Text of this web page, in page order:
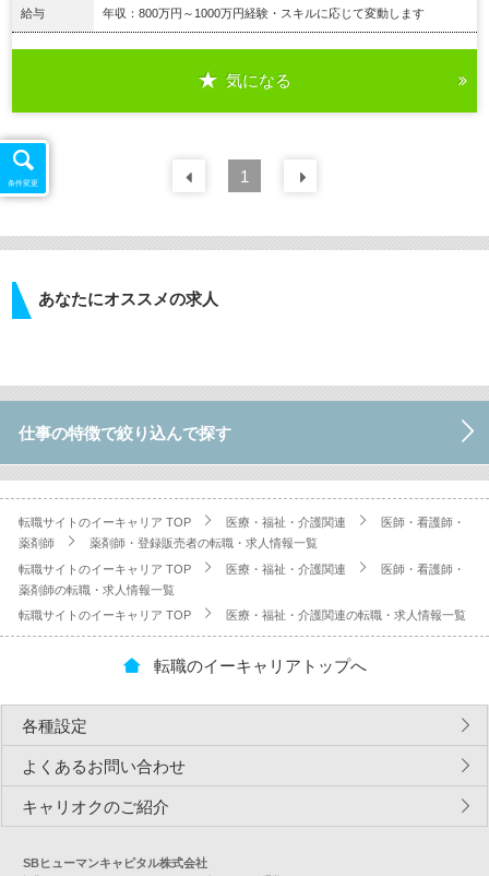
給与 年収：800万円～1000万円経験・スキルに応じて変動します
気になる
前の 件
1
あなたにオススメの求人
仕事の特徴で絞り込んで探す
転職サイトのイーキャリア TOP 医療・福祉・介護関連
医師・看護師・
薬剤師
薬剤師・登録販売者の転職・求人情報一覧
転職サイトのイーキャリア TOP 医療・福祉・介護関連
医師・看護師・
薬剤師の転職・求人情報一覧
転職サイトのイーキャリア TOP
医療・福祉・介護関連の転職・求人情報一覧
条件変更
転職のイーキャリアトップへ
各種設定
よくあるお問い合わせ
キャリオクのご紹介
SBヒューマンキャピタル株式会社